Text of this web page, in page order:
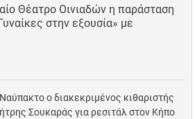
Θέατρο Οινιαδών η παράσταση
στην εξουσία» με
ο διακεκριμένος κιθαριστής
Σουκαράς για ρεσιτάλ στον Κήπο